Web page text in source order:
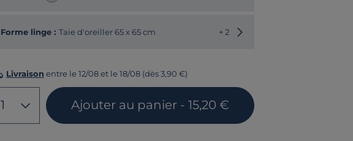
Forme linge : Taie d'oreiller 65 x 65 cm + 2 Choisir une autre valeur
Livraison entre le 12/08 et le 18/08 (dès 3,90 €)
1 Ajouter au panier - 15,20 €